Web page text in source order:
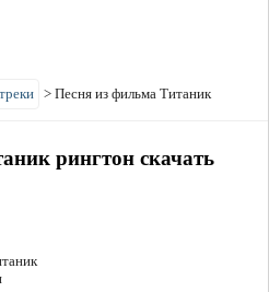
> Песня из фильма Титаник
рингтон скачать